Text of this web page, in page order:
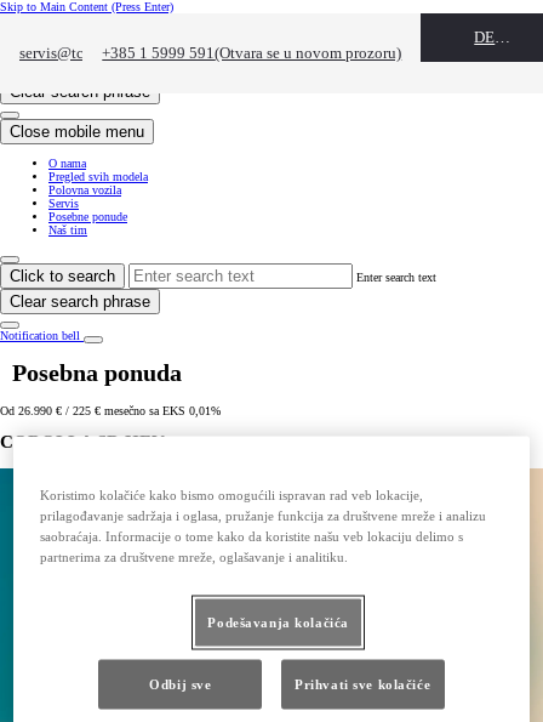
Skip to Main Content (Press Enter)
servis@tcz.hr(Otvara se u novom prozoru)
+385 1 5999 591(Otvara se u novom prozoru)
DEALER NAME
Click to search
Clear search phrase
Close mobile menu
O nama
Pregled svih modela
Polovna vozila
Servis
Posebne ponude
Naš tim
Click to search Enter search text
Clear search phrase
Notification bell
Posebna ponuda
Od 26.990 € / 225 € mesečno sa EKS 0,01%
COROLLA SD HEV
Koristimo kolačiće kako bismo omogućili ispravan rad veb lokacije,
prilagođavanje sadržaja i oglasa, pružanje funkcija za društvene mreže i analizu
saobraćaja. Informacije o tome kako da koristite našu veb lokaciju delimo s
partnerima za društvene mreže, oglašavanje i analitiku.
Podešavanja kolačića
Odbij sve Prihvati sve kolačiće